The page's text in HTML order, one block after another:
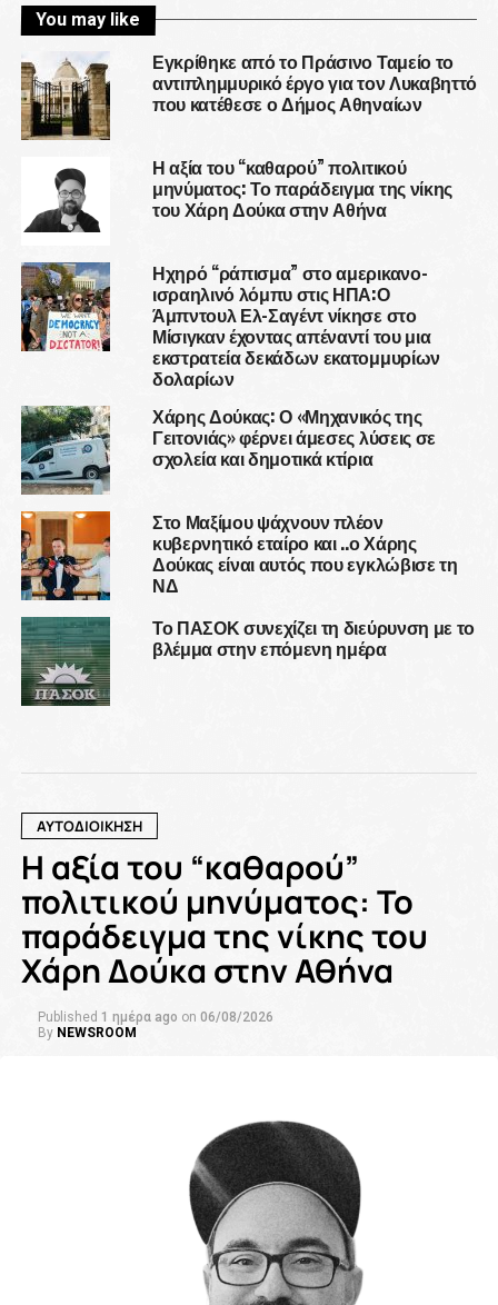
You may like
Εγκρίθηκε από το Πράσινο Ταμείο το
αντιπλημμυρικό έργο για τον Λυκαβηττό
που κατέθεσε ο Δήμος Αθηναίων
Η αξία του “καθαρού” πολιτικού
μηνύματος: Το παράδειγμα της νίκης
του Χάρη Δούκα στην Αθήνα
Ηχηρό “ράπισμα” στο αμερικανο-
ισραηλινό λόμπυ στις ΗΠΑ:Ο
Άμπντουλ Ελ-Σαγέντ νίκησε στο
Μίσιγκαν έχοντας απέναντί του μια
εκστρατεία δεκάδων εκατομμυρίων
δολαρίων
Χάρης Δούκας: Ο «Μηχανικός της
Γειτονιάς» φέρνει άμεσες λύσεις σε
σχολεία και δημοτικά κτίρια
Στο Μαξίμου ψάχνουν πλέον
κυβερνητικό εταίρο και ..ο Χάρης
Δούκας είναι αυτός που εγκλώβισε τη
ΝΔ
Το ΠΑΣΟΚ συνεχίζει τη διεύρυνση με το
βλέμμα στην επόμενη ημέρα
ΑΥΤΟΔΙΟΙΚΗΣΗ
Η αξία του “καθαρού”
πολιτικού μηνύματος: Το
παράδειγμα της νίκης του
Χάρη Δούκα στην Αθήνα
Published 1 ημέρα ago on 06/08/2026
By NEWSROOM